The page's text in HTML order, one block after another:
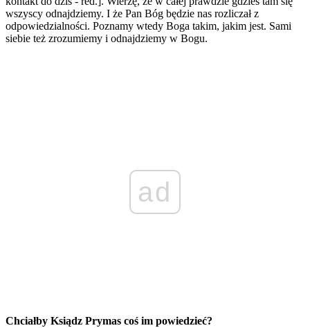
wszyscy odnajdziemy. I że Pan Bóg będzie nas rozliczał z
odpowiedzialności. Poznamy wtedy Boga takim, jakim jest. Sami
siebie też zrozumiemy i odnajdziemy w Bogu.
ad
Chciałby Ksiądz Prymas coś im powiedzieć?